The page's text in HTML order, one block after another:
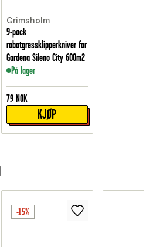
Grimsholm
9-pack
robotgressklipperkniver for
Gardena Sileno City 600m2
På lager
79 NOK
KJØP
-15%